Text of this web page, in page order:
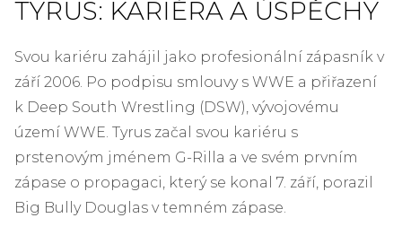
TYRUS: KARIÉRA A ÚSPĚCHY
Svou kariéru zahájil jako profesionální zápasník v
září 2006. Po podpisu smlouvy s WWE a přiřazení
k Deep South Wrestling (DSW), vývojovému
území WWE. Tyrus začal svou kariéru s
prstenovým jménem G-Rilla a ve svém prvním
zápase o propagaci, který se konal 7. září, porazil
Big Bully Douglas v temném zápase.